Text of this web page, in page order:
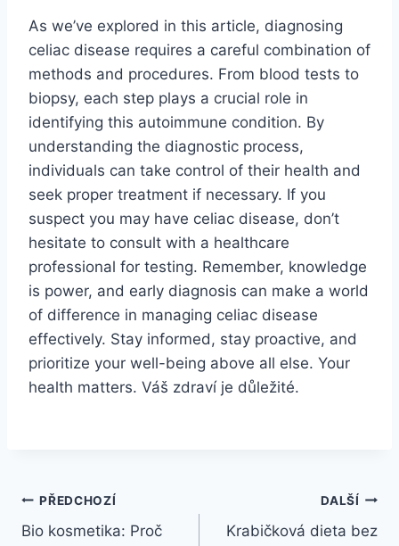
As we’ve explored in this article, diagnosing
celiac disease requires a careful combination of
methods and procedures. From blood tests to
biopsy, each step plays a crucial role in
identifying this autoimmune condition. By
understanding the diagnostic process,
individuals can take control of their health and
seek proper treatment if necessary. If you
suspect you may have celiac disease, don’t
hesitate to consult with a healthcare
professional for testing. Remember, knowledge
is power, and early diagnosis can make a world
of difference in managing celiac disease
effectively. Stay informed, stay proactive, and
prioritize your well-being above all else. Your
health matters. Váš zdraví je důležité.
Navigace
PŘEDCHOZÍ
Bio kosmetika: Proč
DALŠÍ
Krabičková dieta bez